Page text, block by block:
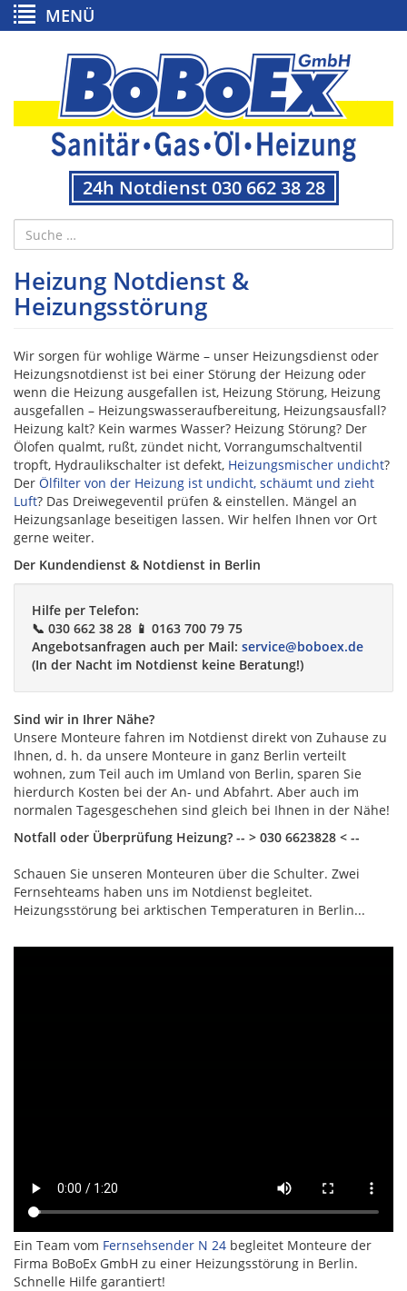
MENÜ
24h Notdienst 030 662 38 28
Heizung Notdienst &
Heizungsstörung
Wir sorgen für wohlige Wärme – unser Heizungsdienst oder
Heizungsnotdienst ist bei einer Störung der Heizung oder
wenn die Heizung ausgefallen ist, Heizung Störung, Heizung
ausgefallen – Heizungswasseraufbereitung, Heizungsausfall?
Heizung kalt? Kein warmes Wasser? Heizung Störung? Der
Ölofen qualmt, rußt, zündet nicht, Vorrangumschaltventil
tropft, Hydraulikschalter ist defekt, Heizungsmischer undicht?
Der Ölfilter von der Heizung ist undicht, schäumt und zieht
Luft? Das Dreiwegeventil prüfen & einstellen. Mängel an
Heizungsanlage beseitigen lassen. Wir helfen Ihnen vor Ort
gerne weiter.
Der Kundendienst & Notdienst in Berlin
Hilfe per Telefon:
📞 030 662 38 28 📱 0163 700 79 75
Angebotsanfragen auch per Mail: service@boboex.de
(In der Nacht im Notdienst keine Beratung!)
Sind wir in Ihrer Nähe?
Unsere Monteure fahren im Notdienst direkt von Zuhause zu
Ihnen, d. h. da unsere Monteure in ganz Berlin verteilt
wohnen, zum Teil auch im Umland von Berlin, sparen Sie
hierdurch Kosten bei der An- und Abfahrt. Aber auch im
normalen Tagesgeschehen sind gleich bei Ihnen in der Nähe!
Notfall oder Überprüfung Heizung? -- > 030 6623828 < --
Schauen Sie unseren Monteuren über die Schulter. Zwei
Fernsehteams haben uns im Notdienst begleitet.
Heizungsstörung bei arktischen Temperaturen in Berlin...
Ein Team vom Fernsehsender N 24 begleitet Monteure der
Firma BoBoEx GmbH zu einer Heizungsstörung in Berlin.
Schnelle Hilfe garantiert!